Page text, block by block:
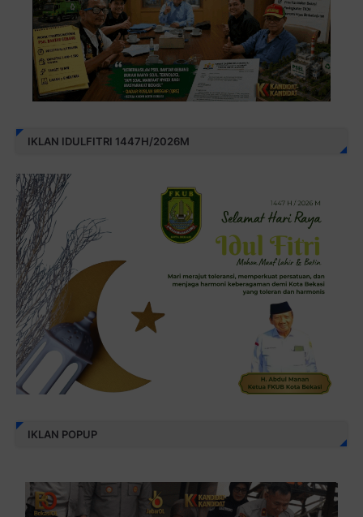
IKLAN IDULFITRI 1447H/2026M
IKLAN POPUP